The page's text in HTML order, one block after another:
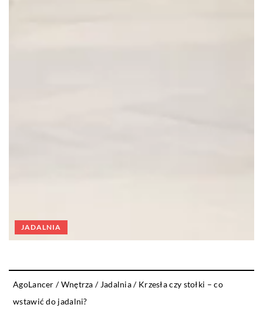
JADALNIA
AgoLancer /Wnętrza / Jadalnia/ Krzesła czy stołki – co
wstawić do jadalni?